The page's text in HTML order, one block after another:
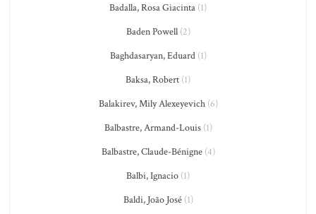
Badalla, Rosa Giacinta (1)
Baden Powell(2)
Baghdasaryan, Eduard(1)
Baksa, Robert (1)
Balakirev, Mily Alexeyevich(6)
Balbastre, Armand-Louis(1)
Balbastre, Claude-Bénigne(4)
Balbi, Ignacio (1)
Baldi, João José(1)